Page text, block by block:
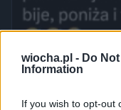
wiocha.pl - Do
Information
If you wish to opt-out